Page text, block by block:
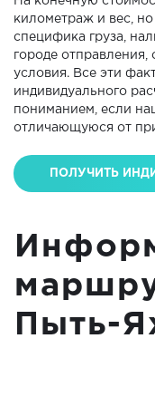
километраж и вес,
специфика груза,
городе отправления,
условия. Все эти
индивидуального
пониманием, если
отличающуюся от
ПОЛУЧИТЬ
Пыть-